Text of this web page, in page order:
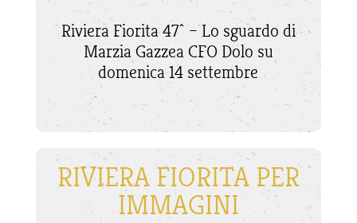
Riviera Fiorita 47^ – Lo sguardo di
Marzia Gazzea CFO Dolo su
domenica 14 settembre
RIVIERA FIORITA PER
IMMAGINI